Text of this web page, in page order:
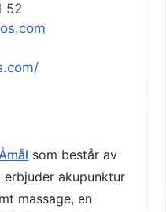
52
som består av
akupunktur
massage, en